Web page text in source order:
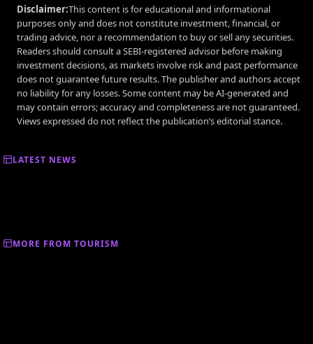
Disclaimer:This content is for educational and informational
purposes only and does not constitute investment, financial, or
trading advice, nor a recommendation to buy or sell any securities.
Readers should consult a SEBI-registered advisor before making
investment decisions, as markets involve risk and past performance
does not guarantee future results. The publisher and authors accept
no liability for any losses. Some content may be AI-generated and
may contain errors; accuracy and completeness are not guaranteed.
Views expressed do not reflect the publication’s editorial stance.
LATEST NEWS
MORE FROM TOURISM